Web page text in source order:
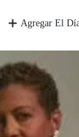
Agregar El